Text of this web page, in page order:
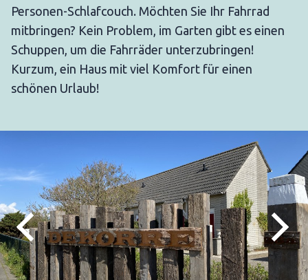
Personen-Schlafcouch. Möchten Sie Ihr Fahrrad
mitbringen? Kein Problem, im Garten gibt es einen
Schuppen, um die Fahrräder unterzubringen!
Kurzum, ein Haus mit viel Komfort für einen
schönen Urlaub!